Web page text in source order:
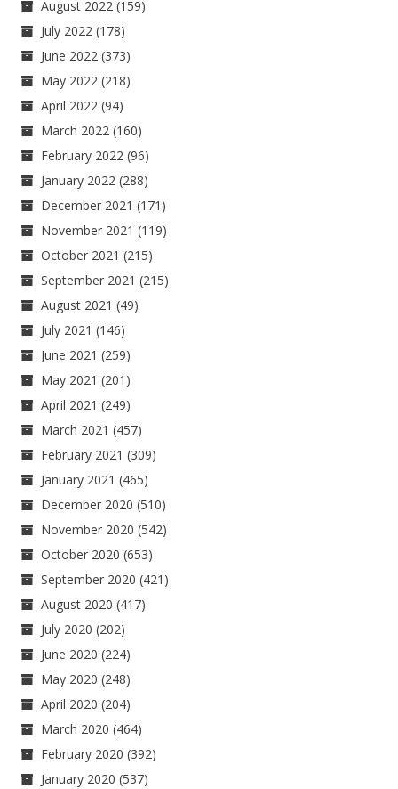
August 2022 (159)
July 2022 (178)
June 2022 (373)
May 2022 (218)
April 2022 (94)
March 2022 (160)
February 2022 (96)
January 2022 (288)
December 2021 (171)
November 2021 (119)
October 2021 (215)
September 2021 (215)
August 2021 (49)
July 2021 (146)
June 2021 (259)
May 2021 (201)
April 2021 (249)
March 2021 (457)
February 2021 (309)
January 2021 (465)
December 2020 (510)
November 2020 (542)
October 2020 (653)
September 2020 (421)
August 2020 (417)
July 2020 (202)
June 2020 (224)
May 2020 (248)
April 2020 (204)
March 2020 (464)
February 2020 (392)
January 2020 (537)